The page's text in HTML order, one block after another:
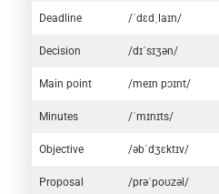
Deadline /ˈdɛdˌlaɪn/
Decision /dɪˈsɪʒən/
Main point /meɪn pɔɪnt/
Minutes /ˈmɪnɪts/
Objective /əbˈdʒɛktɪv/
Proposal /prəˈpoʊzəl/